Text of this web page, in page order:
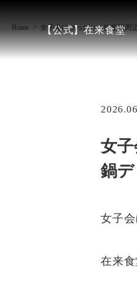
【公式】在来食堂
Home 女子会にぴったり！銀座駅周
女
鍋
女子
在来食